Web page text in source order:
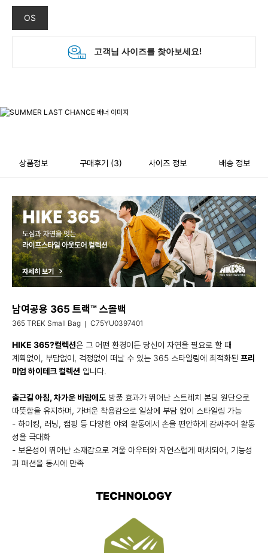
OS
상품정보 구매후기 (3) 사이즈 정보 배송 정보
남여공용 365 트랙™ 스몰백
365 TREK Small Bag C75YU0397401
HIKE 365?컬렉션은 그 어떤 환경이든 당신이 자연을 필요로 할 때
계획없이, 부담없이, 걱정없이 떠날 수 있는 365 스타일링에 최적화된 프리
미엄 하이테크 컬렉션 입니다.
출근길 아침, 차가운 바람에도 방풍 효과가 뛰어난 스트레치 본딩 원단으로
따뜻함을 유지하며, 가벼운 착용감으로 일상에 부담 없이 스타일링 가능
- 하이킹, 러닝, 캠핑 등 다양한 야외 활동에서 손을 편안하게 감싸주어 활동
성을 극대화
- 보온성이 뛰어난 소재감으로 겨울 아우터와 자연스럽게 매치되어, 기능성
과 패션을 동시에 만족
TECHNOLOGY